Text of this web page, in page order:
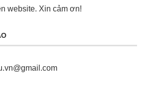
website. Xin cảm ơn!